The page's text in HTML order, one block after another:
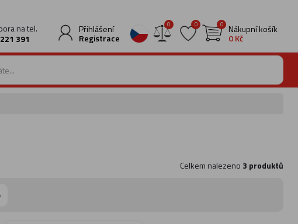
na tel.
391
Přihlášení
Registrace
0 0 Nákupní košík
0 Kč
0
Celkem nalezeno 3 produktů